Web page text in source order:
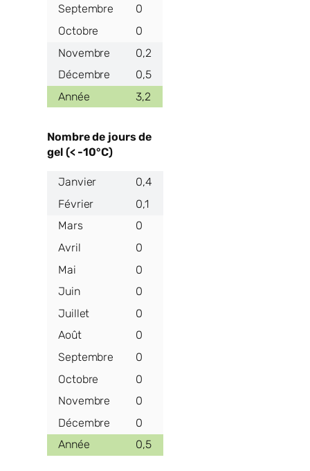
0
0
0,2
0,5
3,2
Nombre de jours de
gel (< -10°C)
0,4
0,1
0
0
0
0
0
0
0
0
0
0
0,5